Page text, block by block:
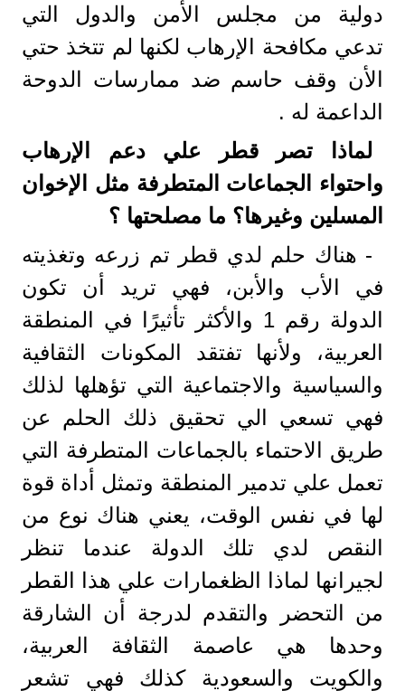
دولية من مجلس الأمن والدول التي
تدعي مكافحة الإرهاب لكنها لم تتخذ حتي
الأن وقف حاسم ضد ممارسات الدوحة
الداعمة له .
لماذا تصر قطر علي دعم الإرهاب
واحتواء الجماعات المتطرفة مثل الإخوان
المسلين وغيرها؟ ما مصلحتها ؟
- هناك حلم لدي قطر تم زرعه وتغذيته
في الأب والأبن، فهي تريد أن تكون
الدولة رقم 1 والأكثر تأثيرًا في المنطقة
العربية، ولأنها تفتقد المكونات الثقافية
والسياسية والاجتماعية التي تؤهلها لذلك
فهي تسعي الي تحقيق ذلك الحلم عن
طريق الاحتماء بالجماعات المتطرفة التي
تعمل علي تدمير المنطقة وتمثل أداة قوة
لها في نفس الوقت، يعني هناك نوع من
النقص لدي تلك الدولة عندما تنظر
لجيرانها لماذا الظغمارات علي هذا القطر
من التحضر والتقدم لدرجة أن الشارقة
وحدها هي عاصمة الثقافة العربية،
والكويت والسعودية كذلك فهي تشعر